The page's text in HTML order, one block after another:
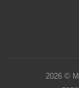
2026 ©